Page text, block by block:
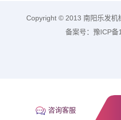
咨询客服
Copyright © 2013 南阳乐发机
备案号：豫ICP备